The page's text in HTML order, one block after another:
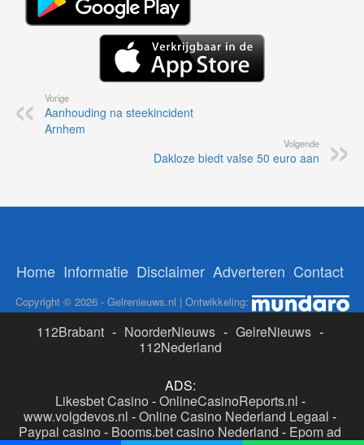
Vorige
Aanhouding na steekincident
Arnhem
Volgende
Dakloze biedt valse 50 euro aan
Home Informatie Disclaimer Adverteren Contact
Copyright © 2026 - Gelrenieuws.nl | Ontwikkeling:
112Brabant - NoorderNieuws - GelreNieuws -
112Nederland
ADS:
Likesbet Casino -OnlineCasinoReports.nl -
www.volgdevos.nl -Online Casino Nederland Legaal -
Paypal casino - Booms.bet casino Nederland - Epom ad